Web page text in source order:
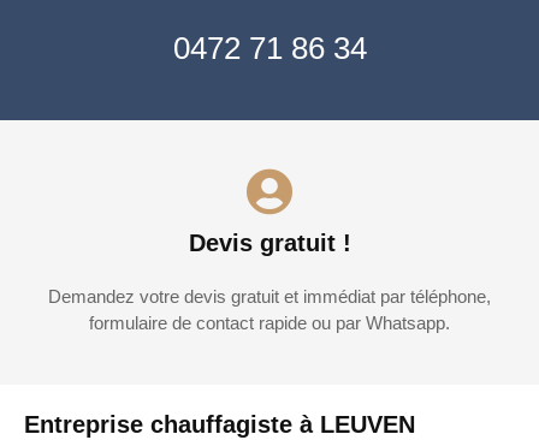
Entreprise chauffagiste à LEUVEN
0472 71 86 34
Devis gratuit !
Demandez votre devis gratuit et immédiat par téléphone,
formulaire de contact rapide ou par Whatsapp.